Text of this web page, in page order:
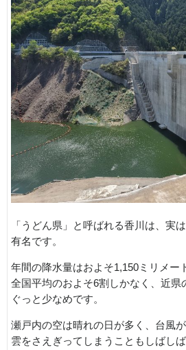
「うどん県」と呼ばれる香川は、実
有名です。
年間の降水量はおよそ1,150ミリメー
全国平均のおよそ6割しかなく、近県
ぐっと少なめです。
瀬戸内の空は晴れの日が多く、台風
雲をさえぎってしまうこともしばしば